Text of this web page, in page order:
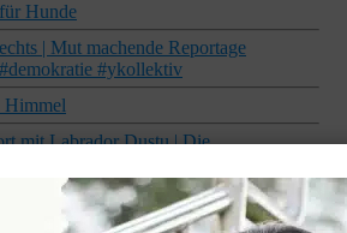
Hunde
| Mut machende Reportage
#ykollektiv
Himmel
mit Labrador Dustu | Die
Mitbewohner? #ykollektiv
#shorts #short